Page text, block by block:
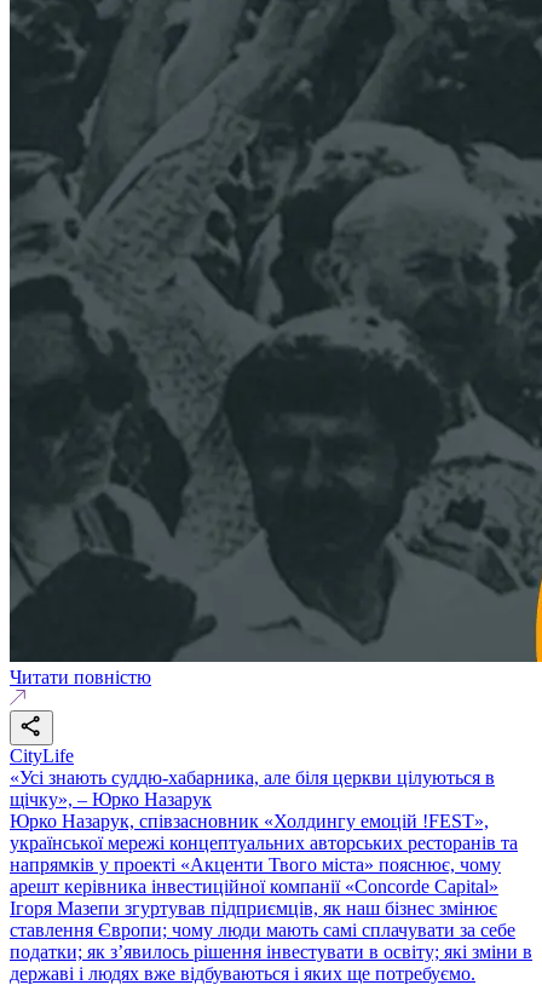
Читати повністю
CityLife
«Усі знають суддю-хабарника, але біля церкви цілуються в
щічку», – Юрко Назарук
Юрко Назарук, співзасновник «Холдингу емоцій !FEST»,
української мережі концептуальних авторських ресторанів та
напрямків у проекті «Акценти Твого міста» пояснює, чому
арешт керівника інвестиційної компанії «Concorde Capital»
Ігоря Мазепи згуртував підприємців, як наш бізнес змінює
ставлення Європи; чому люди мають самі сплачувати за себе
податки; як з’явилось рішення інвестувати в освіту; які зміни в
державі і людях вже відбуваються і яких ще потребуємо.